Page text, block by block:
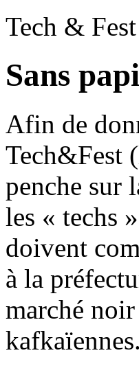
Tech & Fest
Sans
Afin de
Tech&Fest
penche sur
les « techs
doivent
à la
marché
kafkaïennes.